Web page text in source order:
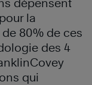
dépensent
la
80% de ces
des 4
qui